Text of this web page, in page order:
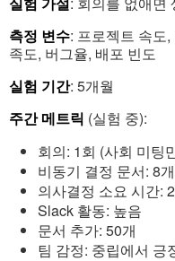
측정 변수: 프로젝트 속도
족도, 버그율, 배포 빈도
실험 기간: 5개월
주간 메트릭 (실험 중):
회의: 1회 (사회 미팅
비동기 결정 문서: 8개
의사결정 소요 시간:
Slack 활동: 높음
문서 추가: 50개
팀 감정: 중립에서 긍